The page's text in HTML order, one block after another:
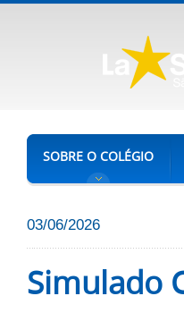
SOBRE O COLÉGIO
03/06/2026
Simulado